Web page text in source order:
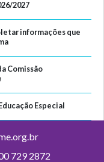
2027
informações que
Comissão
Especial
729 2872